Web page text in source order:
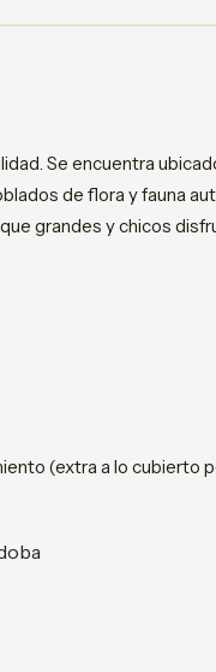
Se encuentra
de flora y fauna
grandes y chicos
(extra a lo cubierto